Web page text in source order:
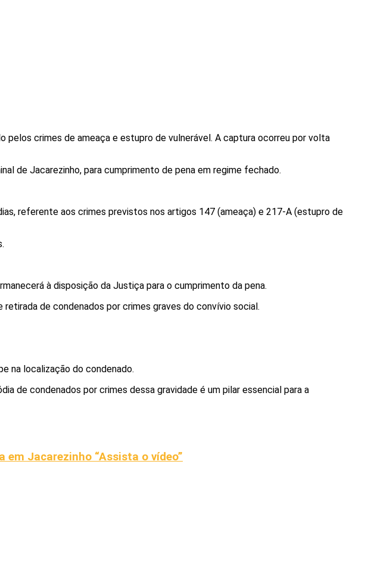
pelos crimes de ameaça e estupro de vulnerável . A captura ocorreu por volta
de Jacarezinho, para cumprimento de pena em regime fechado.
, referente aos crimes previstos nos artigos 147 (ameaça) e 217-A (estupro de
à disposição da Justiça para o cumprimento da pena.
retirada de condenados por crimes graves do convívio social.
na localização do condenado.
de condenados por crimes dessa gravidade é um pilar essencial para a
em Jacarezinho “Assista o vídeo”